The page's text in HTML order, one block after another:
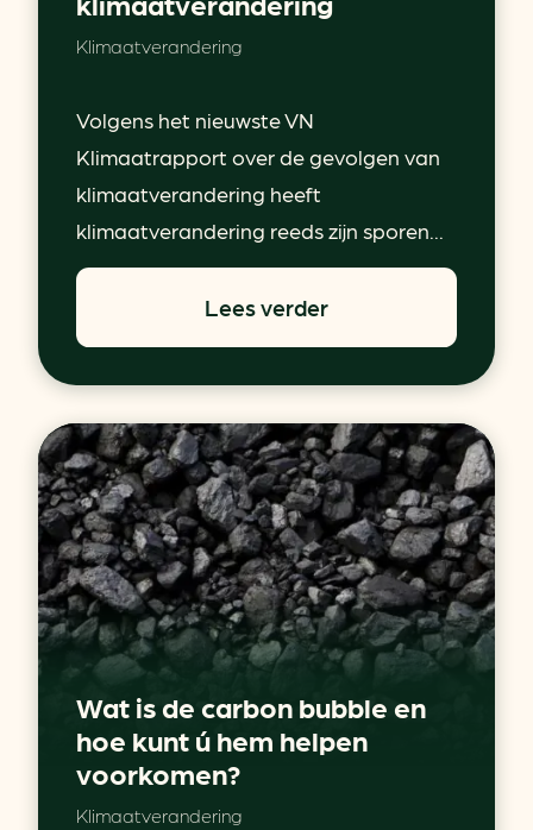
Klimaatverandering
Volgens het nieuwste VN
Klimaatrapport over de gevolgen van
klimaatverandering heeft
klimaatverandering reeds zijn sporen...
Lees verder
Wat is de carbon bubble en
hoe kunt ú hem helpen
voorkomen?
Klimaatverandering